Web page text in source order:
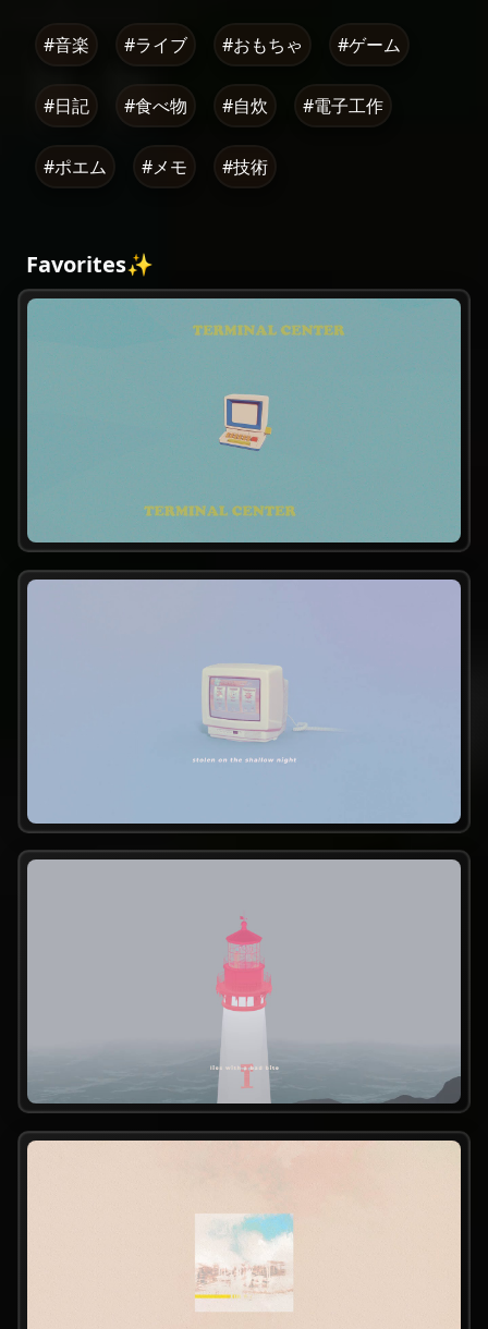
#音楽 #ライブ #おもちゃ #ゲーム
#日記 #食べ物 #自炊 #電子工作
#ポエム #メモ #技術
Favorites✨